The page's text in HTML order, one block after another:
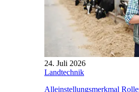
24. Juli 2026
Landtechnik
Alleinstellungsmerkmal